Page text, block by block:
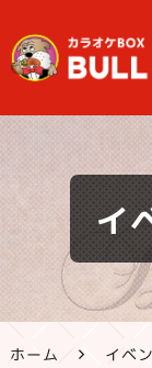
イ
ホーム イベ